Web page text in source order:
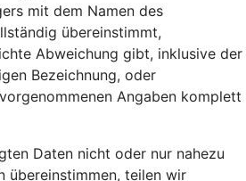
mit dem Namen des
übereinstimmt,
Abweichung gibt, inklusive der
Bezeichnung, oder
Angaben komplett
Daten nicht oder nur nahezu
übereinstimmen, teilen wir